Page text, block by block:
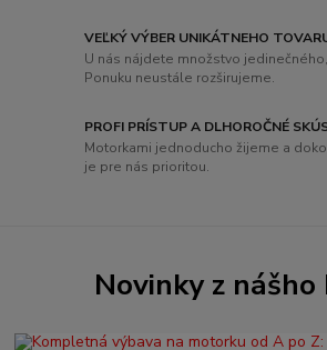
VEĽKÝ VÝBER UNIKÁTNEHO
U nás nájdete množstvo
Ponuku neustále rozširujeme.
PROFI PRÍSTUP A DLHOROČNÉ
Motorkami jednoducho žijeme a
je pre nás prioritou.
Novinky z